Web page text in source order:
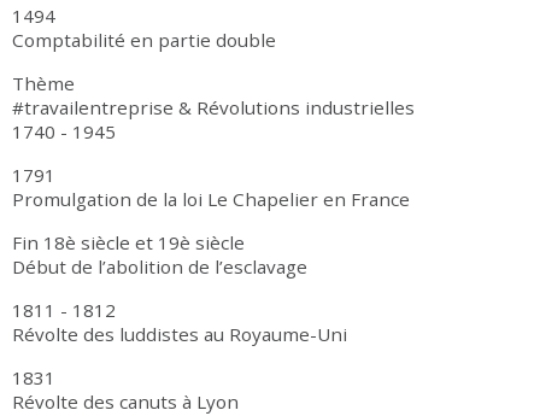
1494
Comptabilité en partie double
Thème
#travailentreprise & Révolutions industrielles
1740 - 1945
1791
Promulgation de la loi Le Chapelier en France
Fin 18è siècle et 19è siècle
Début de l’abolition de l’esclavage
1811 - 1812
Révolte des luddistes au Royaume-Uni
1831
Révolte des canuts à Lyon